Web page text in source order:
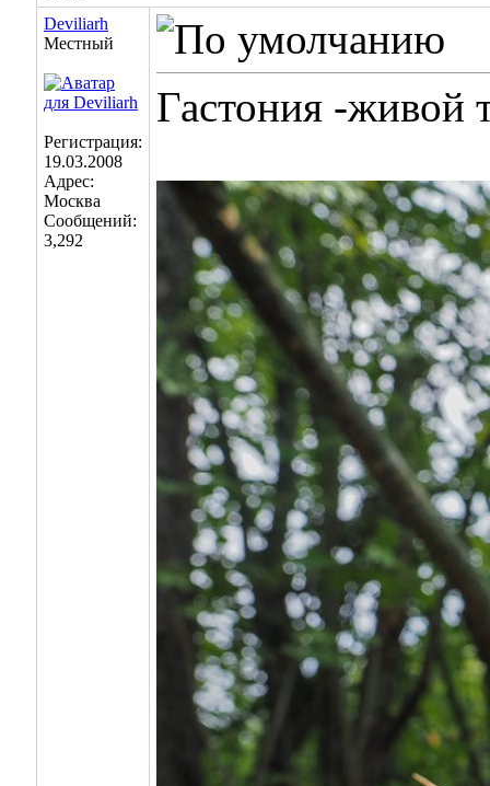
Deviliarh
Местный
Регистрация:
19.03.2008
Адрес:
Москва
Сообщений:
3,292
Гастония -живой